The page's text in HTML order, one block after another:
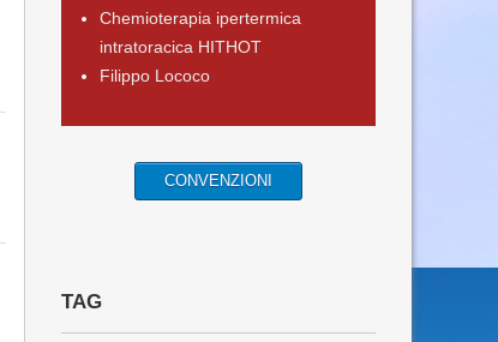
Chemioterapia ipertermica
intratoracica HITHOT
Filippo Lococo
CONVENZIONI
TAG